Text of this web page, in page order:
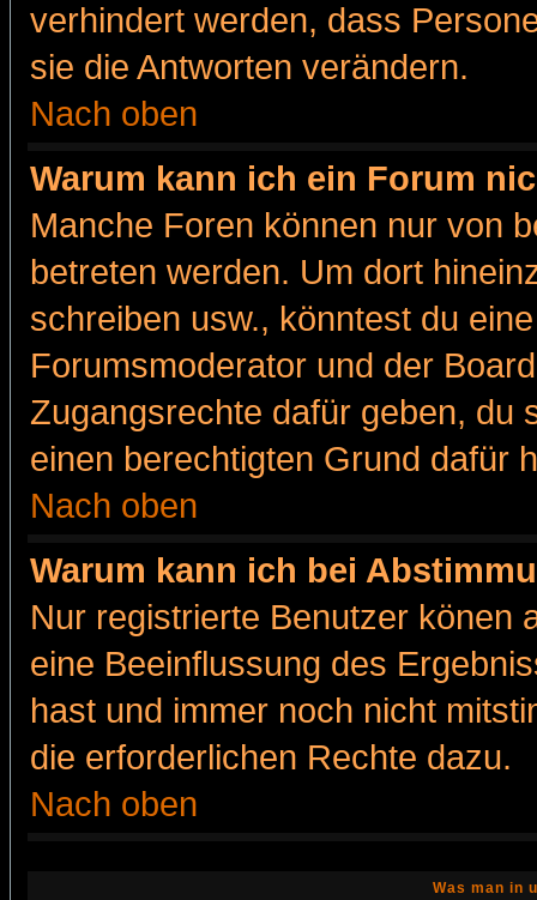
verhindert werden, dass
sie die Antworten verändern.
Nach oben
Warum kann ich ein Forum
Manche Foren können nur von
betreten werden. Um dort
schreiben usw., könntest du
Forumsmoderator und der
Zugangsrechte dafür geben, du
einen berechtigten Grund dafür
Nach oben
Warum kann ich bei
Nur registrierte Benutzer könen
eine Beeinflussung des
hast und immer noch nicht
die erforderlichen Rechte dazu.
Nach oben
Was man in